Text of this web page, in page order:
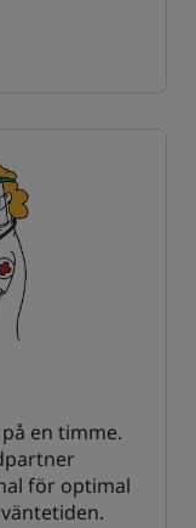
en timme.
för optimal